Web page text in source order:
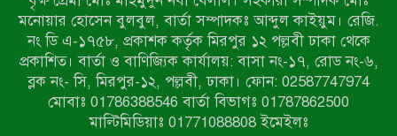
পোরশায় গণঅভ্যুত্থান দিবসে শহিদ ও
জুলাই যোদ্ধাদের সংবর্ধনা
৩৬ জুলাই মহামুক্তি দিবস: শ্রমজীবী
মানুষের অধিকার রক্ষায় সিরাজগঞ্জে শ্রমিক
মনোয়ার হোসেন বুলবুল, বার্তা সম্পাদকঃ আব্দুল কাইয়ুম। রেজি.
নং ডি এ-১৭৫৮, প্রকাশক কর্তৃক মিরপুর ১২ পল্লবী ঢাকা থেকে
প্রকাশিত। বার্তা ও বাণিজ্যিক কার্যালয়: বাসা নং-১৭, রোড নং-৬,
ব্লক নং- সি, মিরপুর-১২, পল্লবী, ঢাকা। ফোন: 02587747974
মোবাঃ 01786388546 বার্তা বিভাগঃ 01787862500
মাল্টিমিডিয়াঃ 01771088808 ইমেইলঃ